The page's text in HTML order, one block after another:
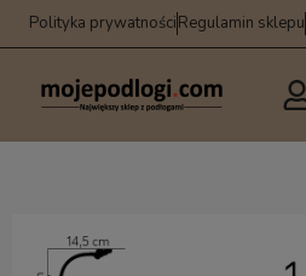
Polityka prywatnościRegulamin sklepu